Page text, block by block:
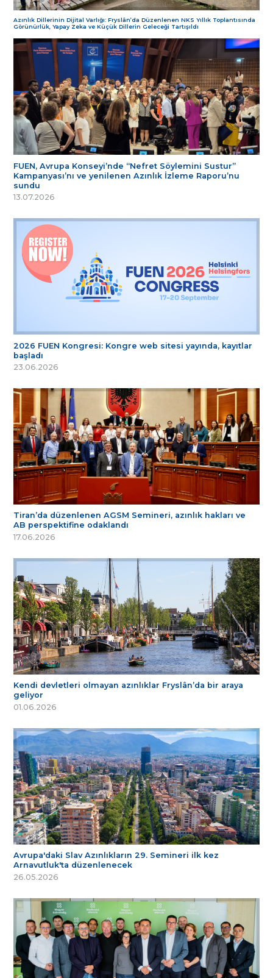
Azınlık Dillerinin Dijital Varlığı: Fryslân’da Düzenlenen NKS Yıllık Toplantısında
Görünürlük, Yapay Zeka ve Küçük Dillerin Geleceği Tartışıldı
FUEN, Avrupa Konseyi’nde “Nefret Söylemini Sustur”
Kampanyası’nı ve yenilenen Azınlık İzleme Raporu’nu
sundu
13.07.2026
2026 FUEN Kongresi: Kongre web sitesi yayında, kayıtlar
başladı
23.06.2026
Tiran’da düzenlenen AGSM Semineri, azınlık hakları ve
AB perspektifine odaklandı
17.06.2026
Kendi devletleri olmayan azınlıklar Fryslân’da bir araya
geliyor
01.06.2026
Avrupa'daki Slav Azınlıkların 29. Semineri ilk kez
Arnavutluk'ta düzenlenecek
26.05.2026